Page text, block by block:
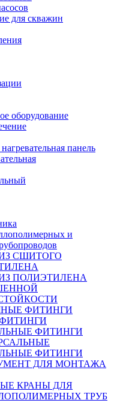
для скважин
оборудование
панель
и
СШИТОГО
ПОЛИЭТИЛЕНА
ФИТИНГИ
ФИТИНГИ
ФИТИНГИ
ДЛЯ МОНТАЖА
КРАНЫ ДЛЯ
ТРУБ